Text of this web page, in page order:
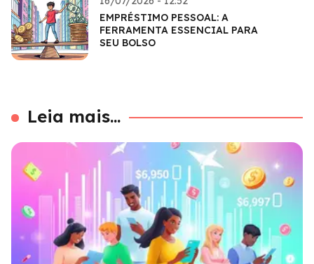
EMPRÉSTIMO PESSOAL: A
FERRAMENTA ESSENCIAL PARA
SEU BOLSO
Leia mais...